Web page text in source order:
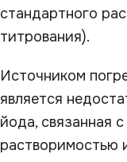
стандартного
титрования).
Источником
является
йода, связанная
растворимостью